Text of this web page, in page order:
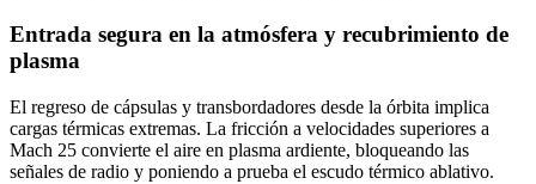
Entrada segura en la atmósfera y recubrimiento de
plasma
El regreso de cápsulas y transbordadores desde la órbita implica
cargas térmicas extremas. La fricción a velocidades superiores a
Mach 25 convierte el aire en plasma ardiente, bloqueando las
señales de radio y poniendo a prueba el escudo térmico ablativo.